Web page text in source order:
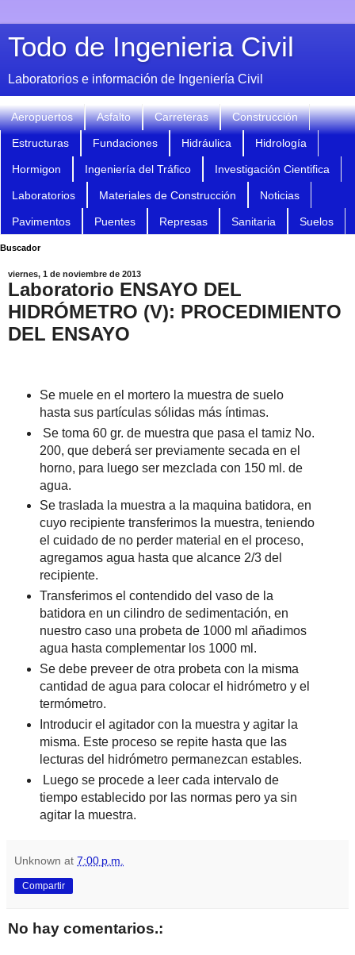
Todo de Ingenieria Civil
Laboratorios e información de Ingeniería Civil
Aeropuertos Asfalto Carreteras Construcción
Estructuras Fundaciones Hidráulica Hidrología
Hormigon Ingeniería del Tráfico Investigación Cientifica
Laboratorios Materiales de Construcción Noticias
Pavimentos Puentes Represas Sanitaria Suelos
Buscador
viernes, 1 de noviembre de 2013
Laboratorio ENSAYO DEL
HIDRÓMETRO (V): PROCEDIMIENTO
DEL ENSAYO
Se muele en el mortero la muestra de suelo
hasta sus partículas sólidas más íntimas.
Se toma 60 gr. de muestra que pasa el tamiz No.
200, que deberá ser previamente secada en el
horno, para luego ser mezclada con 150 ml. de
agua.
Se traslada la muestra a la maquina batidora, en
cuyo recipiente transferimos la muestra, teniendo
el cuidado de no perder material en el proceso,
agregamos agua hasta que alcance 2/3 del
recipiente.
Transferimos el contendido del vaso de la
batidora en un cilindro de sedimentación, en
nuestro caso una probeta de 1000 ml añadimos
agua hasta complementar los 1000 ml.
Se debe preveer de otra probeta con la misma
cantidad de agua para colocar el hidrómetro y el
termómetro.
Introducir el agitador con la muestra y agitar la
misma. Este proceso se repite hasta que las
lecturas del hidrómetro permanezcan estables.
Luego se procede a leer cada intervalo de
tiempo establecido por las normas pero ya sin
agitar la muestra.
Unknown at 7:00 p.m.
Compartir
No hay comentarios.: